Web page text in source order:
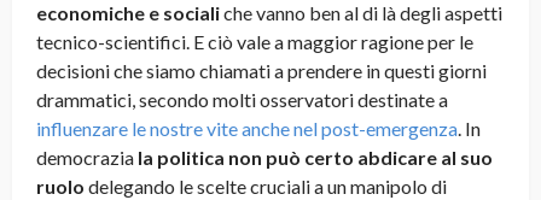
economiche e socialiche vanno ben al di là degli aspetti
tecnico-scientifici. E ciò vale a maggior ragione per le
decisioni che siamo chiamati a prendere in questi giorni
drammatici, secondo molti osservatori destinate a
influenzare le nostre vite anche nel post-emergenza. In
democrazia la politica non può certo abdicare al suo
ruolo delegando le scelte cruciali a un manipolo di